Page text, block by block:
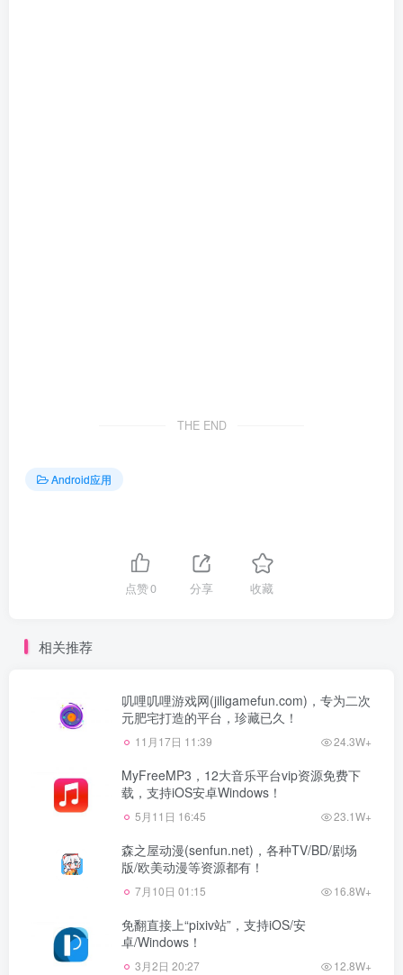
THE END
Android应用
点赞0 分享 收藏
相关推荐
叽哩叽哩游戏网(jiligamefun.com)，专为二次
元肥宅打造的平台，珍藏已久！
11月17日 11:39 24.3W+
MyFreeMP3，12大音乐平台vip资源免费下
载，支持iOS安卓Windows！
5月11日 16:45 23.1W+
森之屋动漫(senfun.net)，各种TV/BD/剧场
版/欧美动漫等资源都有！
7月10日 01:15 16.8W+
免翻直接上“pixiv站”，支持iOS/安
卓/Windows！
3月2日 20:27 12.8W+